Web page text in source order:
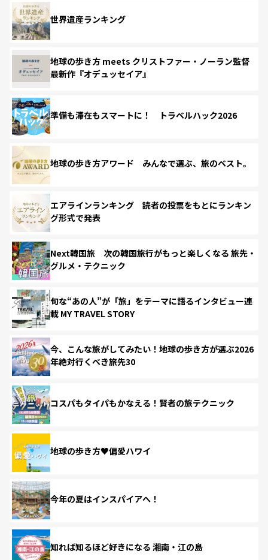
世界遺産ランキング
地球の歩き方 meets クリストファー・ノーラン監督
最新作『オデュッセイア』
準備も滞在もスマートに！ トラベルハック2026
地球の歩き方アワード みんなで選ぶ、旅のベスト。
エアラインランキング 読者の投票をもとにランキン
グ形式で発表
Next韓国旅 次の韓国旅行がもっと楽しくなる 旅先・
グルメ・テクニック
旬な“あの人”が「旅」をテーマに語るインタビュー連
載 MY TRAVEL STORY
今、こんな旅がしてみたい！地球の歩き方が選ぶ2026
年絶対行くべき旅先30
コスパもタイパもかなえる！賢者の旅テクニック
地球の歩き方♥偏愛ハワイ
今年の夏はインスパイアへ！
知れば知るほど好きになる 湘南・江の島